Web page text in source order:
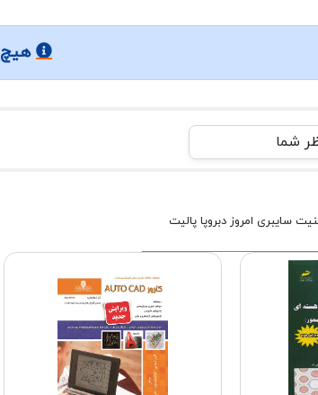
شما
سایبری امروز دبروپا پالیت